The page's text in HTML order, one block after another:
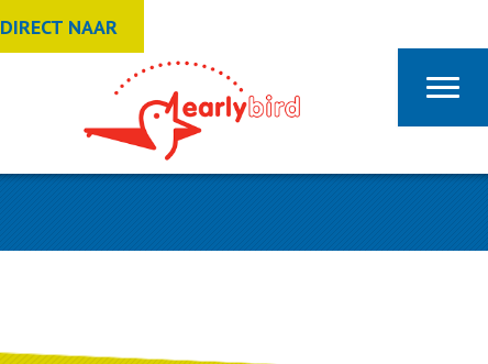
DIRECT NAAR